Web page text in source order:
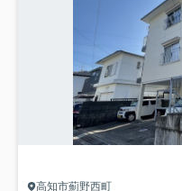
高知市薊野西町